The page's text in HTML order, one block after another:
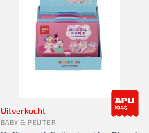
Uitverkocht
BABY & PEUTER